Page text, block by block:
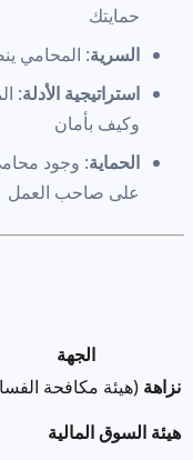
حمايتك
السرية: المحامي
استراتيجية الأدلة:
وكيف بأمان
الحماية: وجود
على صاحب العمل
الجهة
نزاهة (هيئة مكافحة
هيئة السوق المالية